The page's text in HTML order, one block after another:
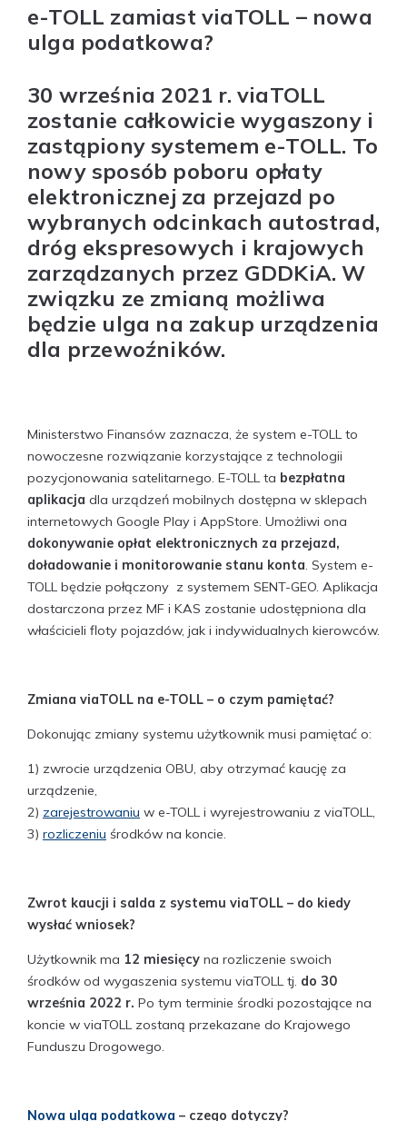
e-TOLL zamiast viaTOLL – nowa
ulga podatkowa?
30 września 2021 r. viaTOLL
zostanie całkowicie wygaszony i
zastąpiony systemem e-TOLL. To
nowy sposób poboru opłaty
elektronicznej za przejazd po
wybranych odcinkach autostrad,
dróg ekspresowych i krajowych
zarządzanych przez GDDKiA. W
związku ze zmianą możliwa
będzie ulga na zakup urządzenia
dla przewoźników.
Ministerstwo Finansów zaznacza, że system e-TOLL to
nowoczesne rozwiązanie korzystające z technologii
pozycjonowania satelitarnego. E-TOLL ta bezpłatna
aplikacja dla urządzeń mobilnych dostępna w sklepach
internetowych Google Play i AppStore. Umożliwi ona
dokonywanie opłat elektronicznych za przejazd,
doładowanie i monitorowanie stanu konta. System e-
TOLL będzie połączony z systemem SENT-GEO. Aplikacja
dostarczona przez MF i KAS zostanie udostępniona dla
właścicieli floty pojazdów, jak i indywidualnych kierowców.
Zmiana viaTOLL na e-TOLL – o czym pamiętać?
Dokonując zmiany systemu użytkownik musi pamiętać o:
1) zwrocie urządzenia OBU, aby otrzymać kaucję za
urządzenie,
2) zarejestrowaniu w e-TOLL i wyrejestrowaniu z viaTOLL,
3) rozliczeniu środków na koncie.
Zwrot kaucji i salda z systemu viaTOLL – do kiedy
wysłać wniosek?
Użytkownik ma 12 miesięcy na rozliczenie swoich
środków od wygaszenia systemu viaTOLL tj. do 30
września 2022 r. Po tym terminie środki pozostające na
koncie w viaTOLL zostaną przekazane do Krajowego
Funduszu Drogowego.
Nowa ulga podatkowa – czego dotyczy?